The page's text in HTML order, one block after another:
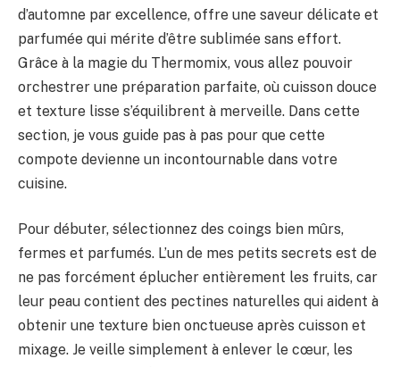
d’automne par excellence, offre une saveur délicate et
parfumée qui mérite d’être sublimée sans effort.
Grâce à la magie du Thermomix, vous allez pouvoir
orchestrer une préparation parfaite, où cuisson douce
et texture lisse s’équilibrent à merveille. Dans cette
section, je vous guide pas à pas pour que cette
compote devienne un incontournable dans votre
cuisine.
Pour débuter, sélectionnez des coings bien mûrs,
fermes et parfumés. L’un de mes petits secrets est de
ne pas forcément éplucher entièrement les fruits, car
leur peau contient des pectines naturelles qui aident à
obtenir une texture bien onctueuse après cuisson et
mixage. Je veille simplement à enlever le cœur, les